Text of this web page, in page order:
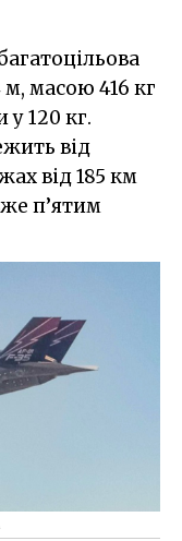
масою 416 кг
у 120 кг.
від
від 185 км
п’ятим